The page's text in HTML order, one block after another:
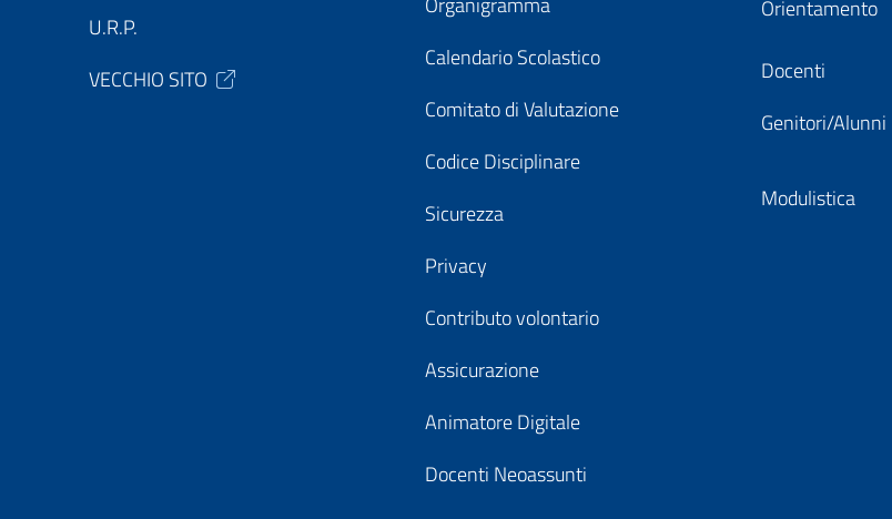
U.R.P.
VECCHIO SITO
Calendario Scolastico
Comitato di Valutazione
Codice Disciplinare
Sicurezza
Privacy
Contributo volontario
Assicurazione
Animatore Digitale
Docenti Neoassunti
Orientamento
Docenti
Genitori/Alunni
Modulistica